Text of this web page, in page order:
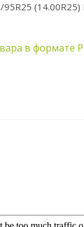
(14.00R25)
в формате